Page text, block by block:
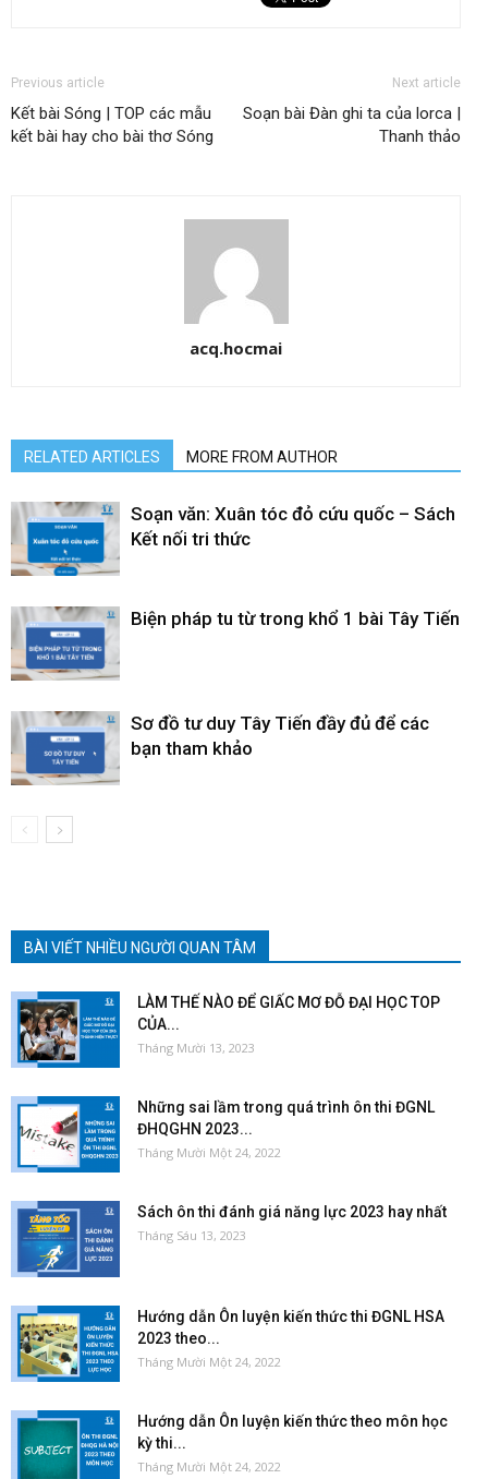
Previous article
Kết bài Sóng | TOP các mẫu
kết bài hay cho bài thơ Sóng
Next article
Soạn bài Đàn ghi ta của lorca |
Thanh thảo
acq.hocmai
RELATED ARTICLES MORE FROM AUTHOR
Soạn văn: Xuân tóc đỏ cứu quốc – Sách
Kết nối tri thức
Biện pháp tu từ trong khổ 1 bài Tây Tiến
Sơ đồ tư duy Tây Tiến đầy đủ để các
bạn tham khảo
BÀI VIẾT NHIỀU NGƯỜI QUAN TÂM
LÀM THẾ NÀO ĐỂ GIẤC MƠ ĐỖ ĐẠI HỌC TOP
CỦA...
Tháng Mười 13, 2023
Những sai lầm trong quá trình ôn thi ĐGNL
ĐHQGHN 2023...
Tháng Mười Một 24, 2022
Sách ôn thi đánh giá năng lực 2023 hay nhất
Tháng Sáu 13, 2023
Hướng dẫn Ôn luyện kiến thức thi ĐGNL HSA
2023 theo...
Tháng Mười Một 24, 2022
Hướng dẫn Ôn luyện kiến thức theo môn học
kỳ thi...
Tháng Mười Một 24, 2022